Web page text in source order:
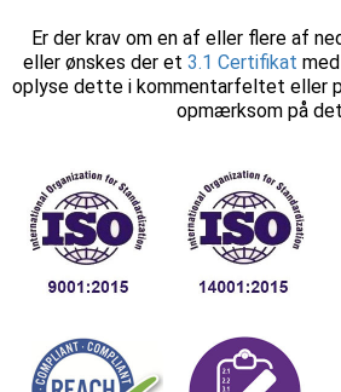
Er der krav om en af eller flere af
eller ønskes der et 3.1 Certifikat
oplyse dette i kommentarfeltet eller
opmærksom på